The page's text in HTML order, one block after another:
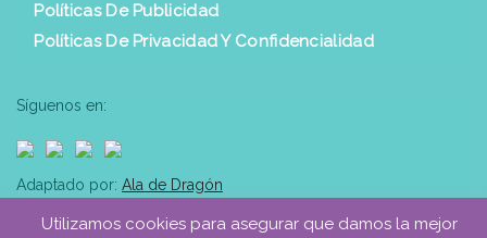
Políticas De Publicidad
Políticas De Privacidad Y Confidencialidad
Síguenos en:
Adaptado por: Ala de Dragón
Utilizamos cookies para asegurar que damos la mejor